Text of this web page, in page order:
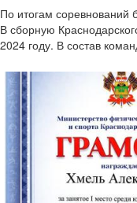
По итогам соревнований
В сборную
2024 году. В состав